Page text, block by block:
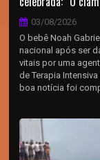
03/08/2026
O bebê Noah
nacional após ser
vitais por uma
de Terapia
boa notícia foi